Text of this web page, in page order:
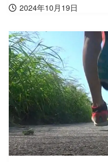
2024年10月19日